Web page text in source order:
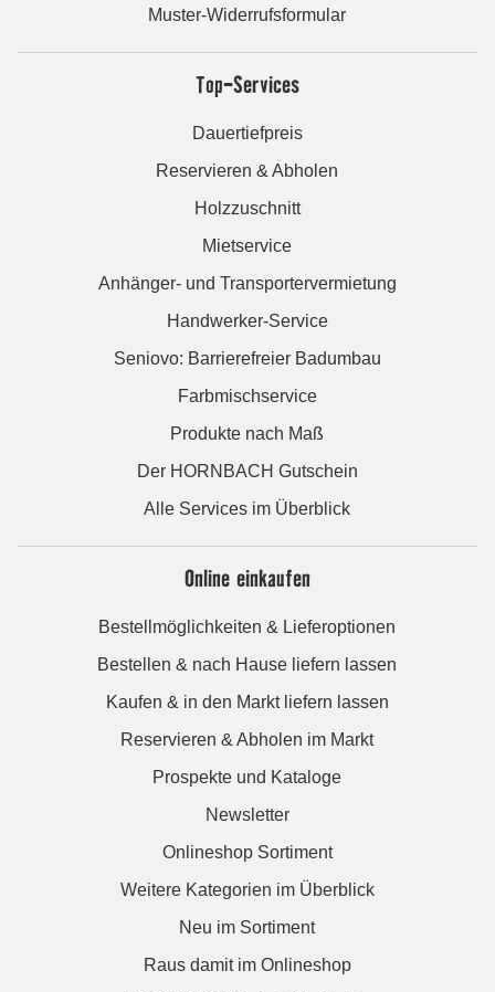
Muster-Widerrufsformular
Top-Services
Dauertiefpreis
Reservieren & Abholen
Holzzuschnitt
Mietservice
Anhänger- und Transportervermietung
Handwerker-Service
Seniovo: Barrierefreier Badumbau
Farbmischservice
Produkte nach Maß
Der HORNBACH Gutschein
Alle Services im Überblick
Online einkaufen
Bestellmöglichkeiten & Lieferoptionen
Bestellen & nach Hause liefern lassen
Kaufen & in den Markt liefern lassen
Reservieren & Abholen im Markt
Prospekte und Kataloge
Newsletter
Onlineshop Sortiment
Weitere Kategorien im Überblick
Neu im Sortiment
Raus damit im Onlineshop